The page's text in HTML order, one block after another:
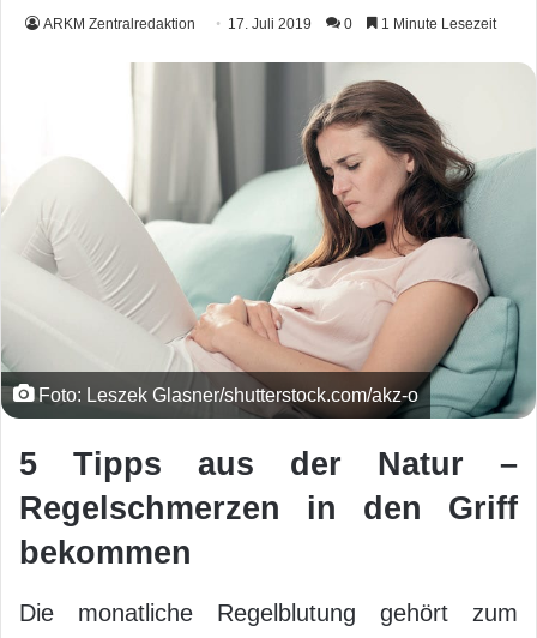
ARKM Zentralredaktion 17. Juli 2019 0 1 Minute Lesezeit
Foto: Leszek Glasner/shutterstock.com/akz-o
5 Tipps aus der Natur –
Regelschmerzen in den Griff
bekommen
Die monatliche Regelblutung gehört zum